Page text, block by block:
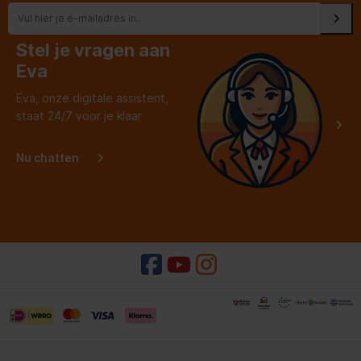
Stel je vragen aan
Eva
Eva, onze digitale assistent,
staat 24/7 voor je klaar
Nu chatten